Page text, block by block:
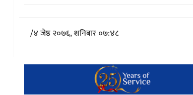
/४ जेष्ठ २०७६, शनिबार ०७:४८